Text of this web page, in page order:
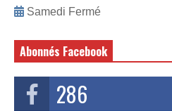
Samedi Fermé
Abonnés Facebook
286